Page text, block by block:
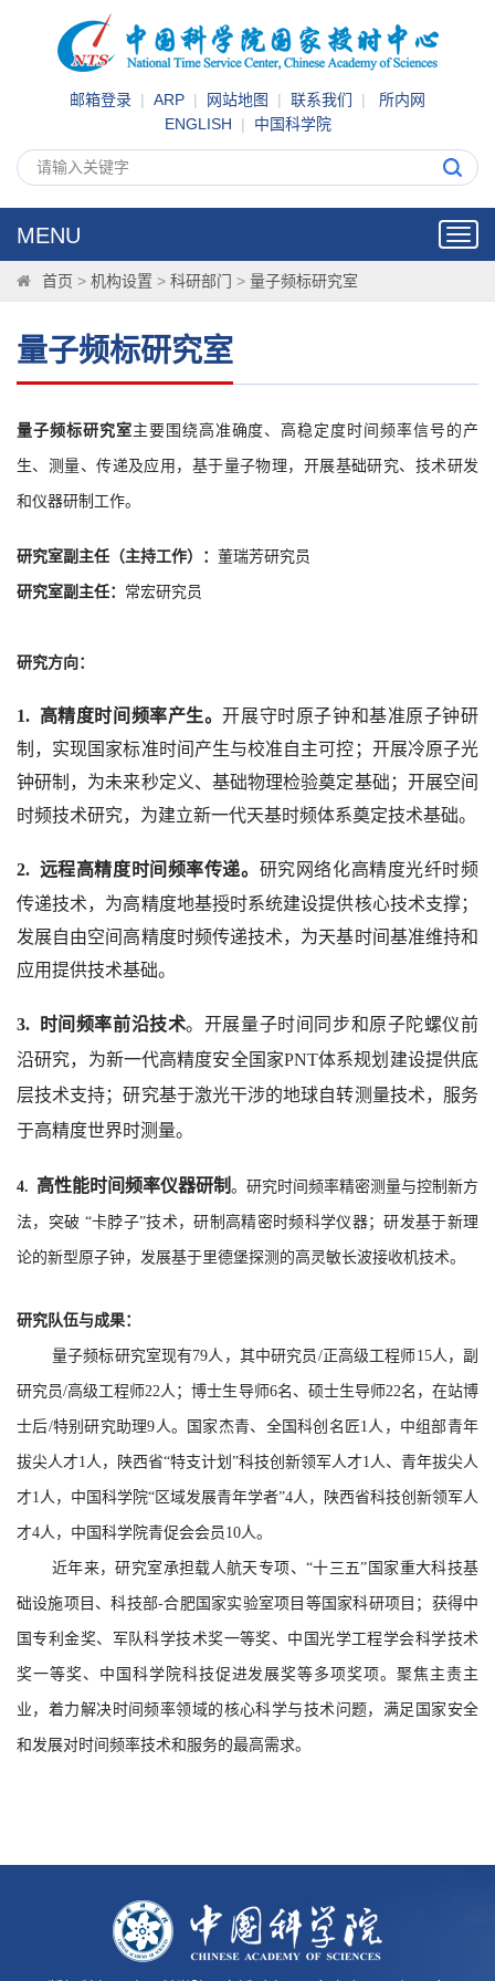
邮箱登录 | ARP | 网站地图 | 联系我们 | 所内网
ENGLISH | 中国科学院
MENU
首页 > 机构设置 > 科研部门 > 量子频标研究室
量子频标研究室
量子频标研究室主要围绕高准确度、高稳定度时间频率信号的产
生、测量、传递及应用，基于量子物理，开展基础研究、技术研发
和仪器研制工作。
研究室副主任（主持工作）： 董瑞芳研究员
研究室副主任： 常宏研究员
研究方向：
1. 高精度时间频率产生。开展守时原子钟和基准原子钟研
制，实现国家标准时间产生与校准自主可控；开展冷原子光
钟研制，为未来秒定义、基础物理检验奠定基础；开展空间
时频技术研究，为建立新一代天基时频体系奠定技术基础。
2. 远程高精度时间频率传递。 研究网络化高精度光纤时频
传递技术，为高精度地基授时系统建设提供核心技术支撑；
发展自由空间高精度时频传递技术，为天基时间基准维持和
应用提供技术基础。
3. 时间频率前沿技术。开展量子时间同步和原子陀螺仪前
沿研究，为新一代高精度安全国家PNT体系规划建设提供底
层技术支持；研究基于激光干涉的地球自转测量技术，服务
于高精度世界时测量。
4. 高性能时间频率仪器研制 。研究时间频率精密测量与控制新方
法，突破 “卡脖子”技术，研制高精密时频科学仪器；研发基于新理
论的新型原子钟，发展基于里德堡探测的高灵敏长波接收机技术。
研究队伍与成果：
量子频标研究室现有79人，其中研究员 /正高级工程师 15人，副
研究员/高级工程师22人；博士生导师6名、硕士生导师22名，在站博
士后/特别研究助理9人。国家杰青、全国科创名匠1人，中组部青年
拔尖人才1人，陕西省“特支计划”科技创新领军人才1人、青年拔尖人
才1人， 中国科学院“区域发展青年学者”4人，陕西省科技创新领军人
才4人，中国科学院青促会会员 10人。
近年来，研究室承担载人航天专项、“十三五”国家重大科技基
础设施项目、科技部-合肥国家实验室项目等国家科研项目；获得中
国专利金奖、军队科学技术奖一等奖、中国光学工程学会科学技术
奖一等奖、中国科学院科技促进发展奖等多项奖项。聚焦主责主
业，着力解决时间频率领域的核心科学与技术问题，满足国家安全
和发展对时间频率技术和服务的最高需求。